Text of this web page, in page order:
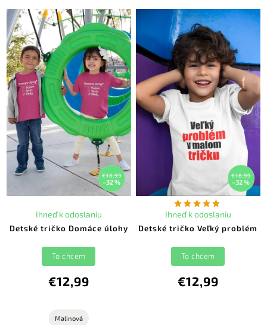
€18,99
–32 %
Detské tričko Domáce úlohy
Ihneď k odoslaniu
€12,99
To chcem
Malinová
€18,99
–32 %
Detské tričko Veľký problém
Ihneď k odoslaniu
€12,99
To chcem